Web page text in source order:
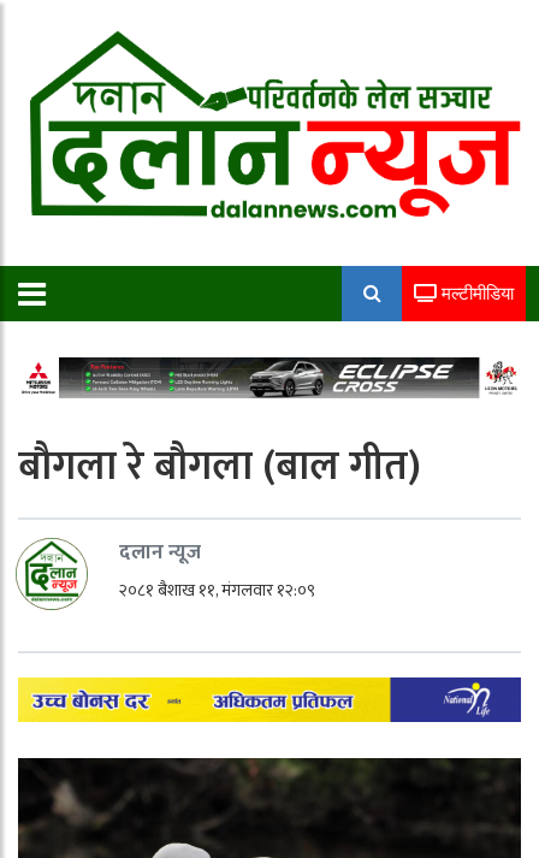
मल्टीमीडिया
बौगला रे बौगला (बाल गीत)
दलान न्यूज
२०८१ बैशाख ११, मंगलवार १२:०९